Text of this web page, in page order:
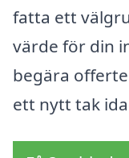
fatta ett
värde för din
begära
ett nytt tak